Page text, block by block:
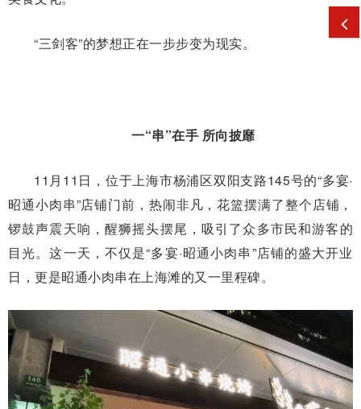
“三剑客”的梦想正在一步步变为现实。
一“串”在手 所向披靡
11月11日，位于上海市杨浦区双阳支路145号的“多宴·
昭通小肉串”店铺门前，热闹非凡，花篮摆满了整个店铺，
锣鼓声震天响，醒狮摇头摆尾，吸引了众多市民和游客的
目光。这一天，不仅是“多宴·昭通小肉串”店铺的盛大开业
日，更是昭通小肉串在上海滩的又一里程碑。